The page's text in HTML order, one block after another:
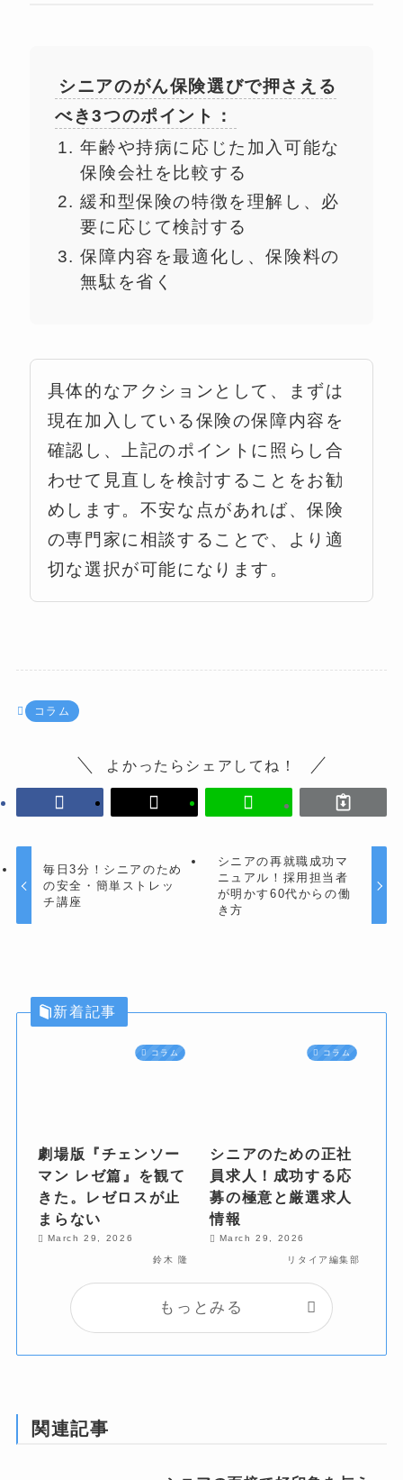
シニアのがん保険選びで押さえる
べき3つのポイント：
年齢や持病に応じた加入可能な
保険会社を比較する
緩和型保険の特徴を理解し、必
要に応じて検討する
保障内容を最適化し、保険料の
無駄を省く
具体的なアクションとして、まずは
現在加入している保険の保障内容を
確認し、上記のポイントに照らし合
わせて見直しを検討することをお勧
めします。不安な点があれば、保険
の専門家に相談することで、より適
切な選択が可能になります。
コラム
よかったらシェアしてね！
毎日3分！シニアのため
の安全・簡単ストレッ
チ講座
シニアの再就職成功マ
ニュアル！採用担当者
が明かす60代からの働
き方
新着記事
コラム
劇場版『チェンソー
マン レゼ篇』を観て
きた。レゼロスが止
まらない
March 29, 2026
鈴木 隆
コラム
シニアのための正社
員求人！成功する応
募の極意と厳選求人
情報
March 29, 2026
リタイア編集部
もっとみる
関連記事